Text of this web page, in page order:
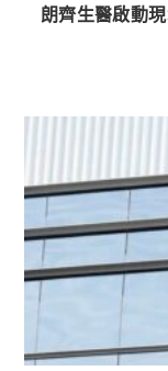
朗齊生醫啟動